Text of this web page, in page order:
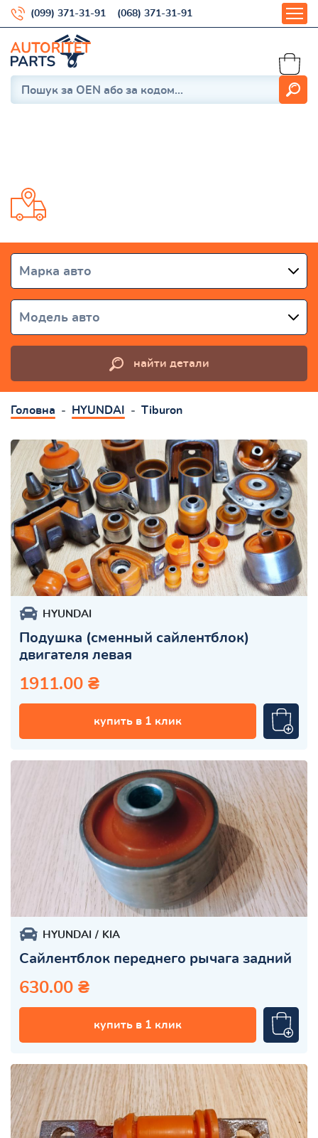
(099) 371-31-91 (068) 371-31-91
Марка авто
Модель авто
найти детали
Головна HYUNDAI Tiburon
HYUNDAI
Подушка (сменный сайлентблок)
двигателя левая
1911.00 ₴
купить в 1 клик
HYUNDAI KIA
Сайлентблок переднего рычага задний
630.00 ₴
купить в 1 клик